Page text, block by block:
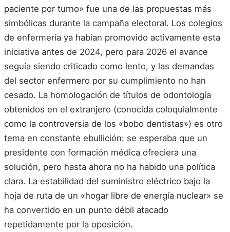
paciente por turno» fue una de las propuestas más
simbólicas durante la campaña electoral. Los colegios
de enfermería ya habían promovido activamente esta
iniciativa antes de 2024, pero para 2026 el avance
seguía siendo criticado como lento, y las demandas
del sector enfermero por su cumplimiento no han
cesado. La homologación de títulos de odontología
obtenidos en el extranjero (conocida coloquialmente
como la controversia de los «bobo dentistas») es otro
tema en constante ebullición: se esperaba que un
presidente con formación médica ofreciera una
solución, pero hasta ahora no ha habido una política
clara. La estabilidad del suministro eléctrico bajo la
hoja de ruta de un «hogar libre de energía nuclear» se
ha convertido en un punto débil atacado
repetidamente por la oposición.